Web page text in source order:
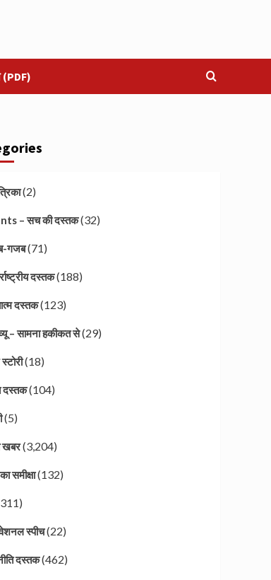
(PDF)
(2)
– सच की दस्तक(32)
गजब(71)
दस्तक(188)
दस्तक(123)
– सामना हकीकत से(29)
(18)
दस्तक(104)
(5)
खबर(3,204)
समीक्षा(132)
स्पीच(22)
दस्तक(462)